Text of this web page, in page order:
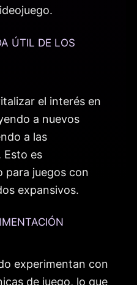
ÚTIL DE LOS
el interés en
a nuevos
a las
Esto es
para juegos con
expansivos.
experimentan con
de juego, lo que